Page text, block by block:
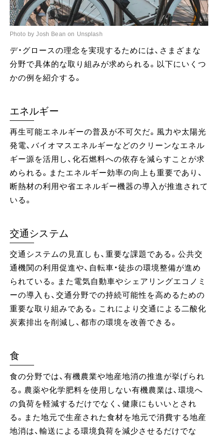
Photo by Josh Bean on Unsplash
デ・グロースの理念を実現するためには、さまざまな
分野で具体的な取り組みが求められる。以下にいくつ
かの例を紹介する。
エネルギー
再生可能エネルギーの普及が不可欠だ。風力や太陽光
発電、バイオマスエネルギーなどのクリーンなエネル
ギー源を活用し、化石燃料への依存を減らすことが求
められる。またエネルギー効率の向上も重要であり、
断熱材の利用や省エネルギー機器の導入が推進されて
いる。
交通システム
交通システムの見直しも、重要な課題である。公共交
通機関の利用促進や、自転車・徒歩の環境整備が進め
られている。また電気自動車やシェアリングエコノミ
ーの導入も、交通分野での持続可能性を高めるための
重要な取り組みである。これにより交通による二酸化
炭素排出を削減し、都市の環境を改善できる。
食
食の分野では、有機農業や地産地消の推進が挙げられ
る。農薬や化学肥料を使用しない有機農業は、環境へ
の負荷を軽減するだけでなく、健康にもいいとされ
る。また地元で生産された食材を地元で消費する地産
地消は、輸送による環境負荷を減少させるだけでな